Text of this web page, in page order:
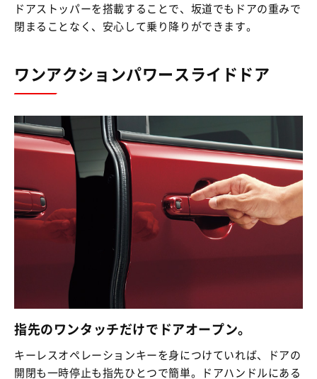
ドアストッパーを搭載することで、坂道でもドアの重みで
閉まることなく、安心して乗り降りができます。
ワンアクションパワースライドドア
指先のワンタッチだけでドアオープン。
キーレスオペレーションキーを身につけていれば、ドアの
開閉も一時停止も指先ひとつで簡単。ドアハンドルにある